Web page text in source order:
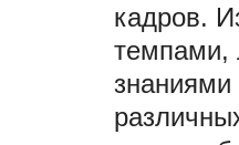
кадров.
темпами,
знаниями